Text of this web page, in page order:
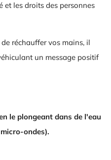
et les droits des personnes
réchauffer vos mains, il
un message positif
le plongeant dans de l'eau
ondes).